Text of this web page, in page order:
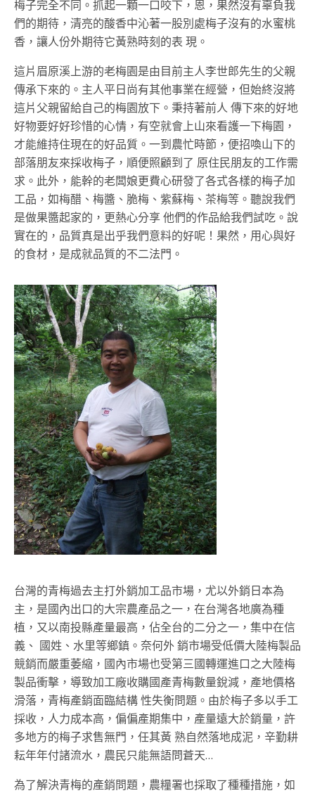
梅子完全不同。抓起一顆一口咬下，恩，果然沒有辜負我
們的期待，清亮的酸香中沁著一股別處梅子沒有的水蜜桃
香，讓人份外期待它黃熟時刻的表 現。
這片眉原溪上游的老梅園是由目前主人李世郎先生的父親
傳承下來的。主人平日尚有其他事業在經營，但始終沒將
這片父親留給自己的梅園放下。秉持著前人 傳下來的好地
好物要好好珍惜的心情，有空就會上山來看護一下梅園，
才能維持住現在的好品質。一到農忙時節，便招喚山下的
部落朋友來採收梅子，順便照顧到了 原住民朋友的工作需
求。此外，能幹的老闆娘更費心研發了各式各樣的梅子加
工品，如梅醋、梅醬、脆梅、紫蘇梅、茶梅等。聽說我們
是做果醬起家的，更熱心分享 他們的作品給我們試吃。說
實在的，品質真是出乎我們意料的好呢！果然，用心與好
的食材，是成就品質的不二法門。
台灣的青梅過去主打外銷加工品市場，尤以外銷日本為
主，是國內出口的大宗農產品之一，在台灣各地廣為種
植，又以南投縣產量最高，佔全台的二分之一，集中在信
義、 國姓、水里等鄉鎮。奈何外 銷市場受低價大陸梅製品
競銷而嚴重萎縮，國內市場也受第三國轉運進口之大陸梅
製品衝擊，導致加工廠收購國產青梅數量銳減，產地價格
滑落，青梅產銷面臨結構 性失衡問題。由於梅子多以手工
採收，人力成本高，偏偏產期集中，產量遠大於銷量，許
多地方的梅子求售無門，任其黃 熟自然落地成泥，辛勤耕
耘年年付諸流水，農民只能無語問蒼天…
為了解決青梅的產銷問題，農糧署也採取了種種措施，如